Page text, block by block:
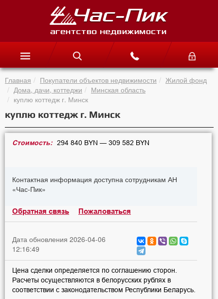
Главная Покупатели объектов недвижимости
Жилой фонд
Дома, дачи, коттеджи
Минская область
куплю коттедж г. Минск
куплю коттедж г. Минск
Стоимость: 294 840 BYN — 309 582 BYN
Контактная информация доступна сотрудникам АН
«Час-Пик»
Обратная связь Пожаловаться
Дата обновления 2026-04-06
12:16:49
Цена сделки определяется по соглашению сторон.
Расчеты осуществляются в белорусских рублях в
соответствии с законодательством Республики Беларусь.